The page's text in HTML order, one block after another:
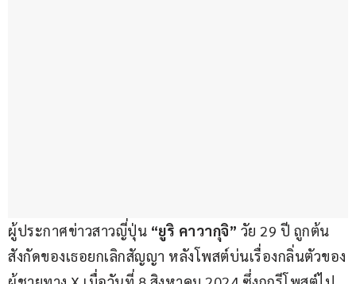
ผู้ประกาศข่าวสาวญี่ปุ่น “ยูริ คาวากุจิ” วัย 29 ปี ถูกต้น
สังกัดของเธอยกเลิกสัญญา หลังโพสต์บ่นเรื่องกลิ่นตัวของ